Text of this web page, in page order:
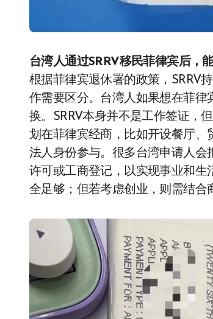
台湾人通过SRRV移民菲律宾后，
根据菲律宾退休署的政策，SRRV
作需要区分。台湾人如果想在菲律
换。SRRV本身并不是工作签证，
划在菲律宾经商，比如开设餐厅、
法人身份参与。很多台湾申请人会
许可或工商登记，以实现事业和生
全足够；但若考虑创业，则需结合